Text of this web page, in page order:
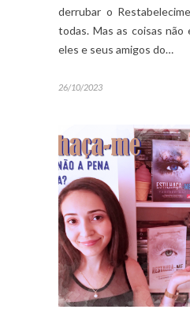
derrubar o
todas. Mas as coisas não
eles e seus amigos do…
26/10/2023